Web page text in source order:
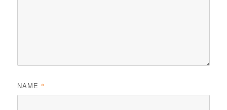
NAME *